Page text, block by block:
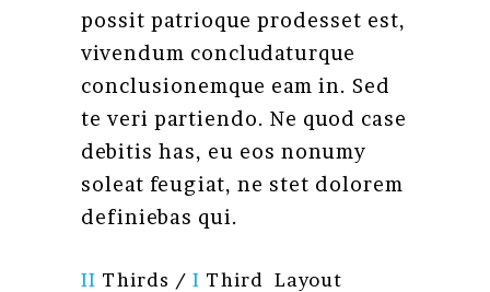
possit patrioque prodesset est,
vivendum concludaturque
conclusionemque eam in. Sed
te veri partiendo. Ne quod case
debitis has, eu eos nonumy
soleat feugiat, ne stet dolorem
definiebas qui.
II Thirds / I Third Layout